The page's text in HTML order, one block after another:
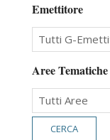
Emettitore
Aree Tematiche